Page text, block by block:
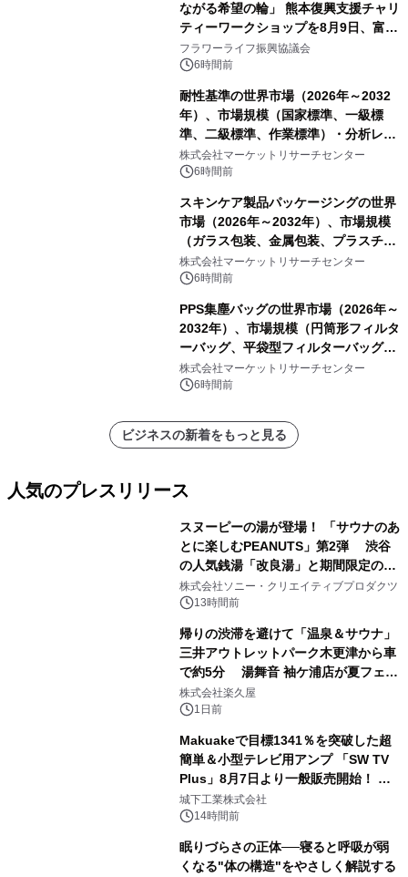
ながる希望の輪」 熊本復興支援チャリ
ティーワークショップを8月9日、富
山・射水で開催
フラワーライフ振興協議会
6時間前
耐性基準の世界市場（2026年～2032
年）、市場規模（国家標準、一級標
準、二級標準、作業標準）・分析レポ
ートを発表
株式会社マーケットリサーチセンター
6時間前
スキンケア製品パッケージングの世界
市場（2026年～2032年）、市場規模
（ガラス包装、金属包装、プラスチッ
ク包装、その他）・分析レポートを発
表
株式会社マーケットリサーチセンター
6時間前
PPS集塵バッグの世界市場（2026年～
2032年）、市場規模（円筒形フィルタ
ーバッグ、平袋型フィルターバッグ、
プリーツフィルターバッグ、その
他）・分析レポートを発表
株式会社マーケットリサーチセンター
6時間前
ビジネスの新着をもっと見る
人気のプレスリリース
スヌーピーの湯が登場！ 「サウナのあ
とに楽しむPEANUTS」第2弾 渋谷
の人気銭湯「改良湯」と期間限定のコ
ラボレーション サウナイキタイコラ
ボグッズも発売決定！
株式会社ソニー・クリエイティブプロダクツ
13時間前
帰りの渋滞を避けて「温泉＆サウナ」
三井アウトレットパーク木更津から車
で約5分 湯舞音 袖ケ浦店が夏フェア
メニューを提供
株式会社楽久屋
1日前
Makuakeで目標1341％を突破した超
簡単＆小型テレビ用アンプ 「SW TV
Plus」8月7日より一般販売開始！ ケ
ーブル1本つなぐだけ、テレビの音が
ぐっと豊かに
城下工業株式会社
14時間前
眠りづらさの正体──寝ると呼吸が弱
くなる"体の構造"をやさしく解説する